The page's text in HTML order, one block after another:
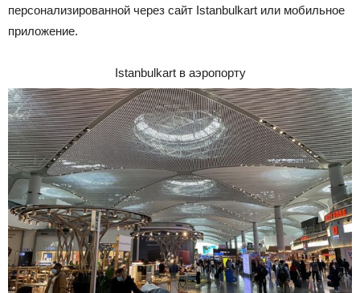
персонализированной через сайт Istanbulkart или мобильное
приложение.
Istanbulkart в аэропорту